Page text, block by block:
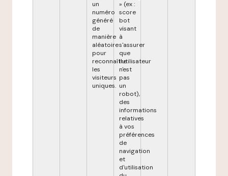
un
numéro
généré
de
manière
aléatoire
pour
reconnaître
les
visiteurs
uniques.
» (ex :
score
bot
visant
à
s'assurer
que
l'utilisateur
n'est
pas
un
robot),
des
informations
relatives
à vos
préférences
de
navigation
et
d'utilisation